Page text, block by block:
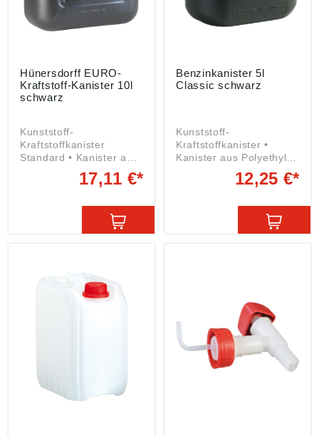
Hünersdorff EURO-
Kraftstoff-Kanister 10l
schwarz
Kunststoff-
Kraftstoffkanister
Standard • Kanister aus
Polyethylen (HD-PE) •
Flexibles Auslaufrohr •
Kraftstoffarten geeignet
Produktsicherheitsveror
Eisenbahnstr. 6, 71636
Ludwigsburg, DE,
info@huenersdorff.de
17,11 €*
Benzinkanister 5l
Classic schwarz
Kunststoff-
Kraftstoffkanister •
Kanister aus Polyethylen
(HD-PE) • Flexibles
Auslaufrohr • TÜV-
Kraftstoffarten geeignet
Produktsicherheitsveror
12,25 €*